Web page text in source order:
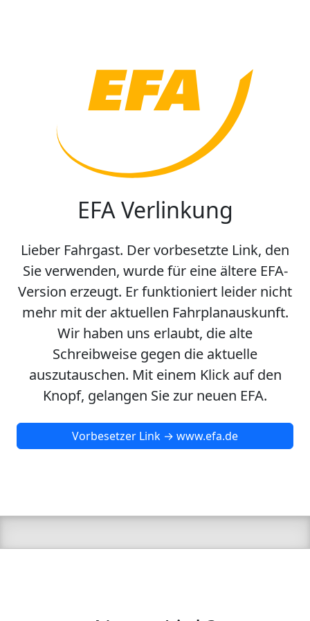
EFA Verlinkung
Lieber Fahrgast. Der vorbesetzte Link, den
Sie verwenden, wurde für eine ältere EFA-
Version erzeugt. Er funktioniert leider nicht
mehr mit der aktuellen Fahrplanauskunft.
Wir haben uns erlaubt, die alte
Schreibweise gegen die aktuelle
auszutauschen. Mit einem Klick auf den
Knopf, gelangen Sie zur neuen EFA.
Vorbesetzer Link → www.efa.de